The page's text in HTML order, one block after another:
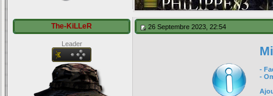
The-KiLLeR
Leader
26 Septembre 2023, 22:54
-
-